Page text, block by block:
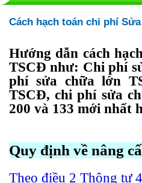
Cách hạch toán chi phí
Hướng dẫn cách
TSCĐ như: Chi phí
phí sửa chữa lớn
TSCĐ, chi phí sửa
200 và 133 mới nhất
Quy định về nâng
Theo điều 2 Thông tư